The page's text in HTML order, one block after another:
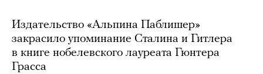
Издательство «Альпина Паблишер»
закрасило упоминание Сталина и Гитлера
в книге нобелевского лауреата Гюнтера
Грасса